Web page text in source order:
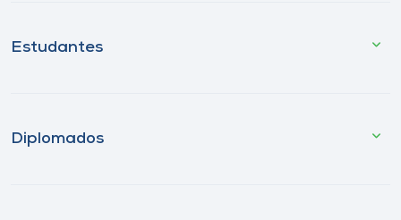
Estudantes
Diplomados